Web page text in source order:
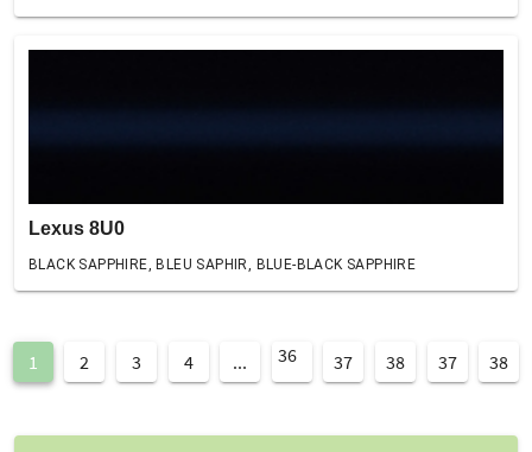
Lexus 8U0
BLACK SAPPHIRE, BLEU SAPHIR, BLUE-BLACK SAPPHIRE
1 2 3 4 ... 36 37 38 37 38